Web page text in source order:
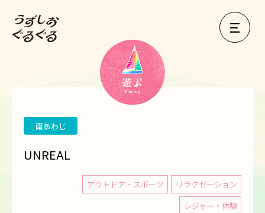
南あわじ
UNREAL
アウトドア・スポーツ
リラクゼーション
レジャー・体験